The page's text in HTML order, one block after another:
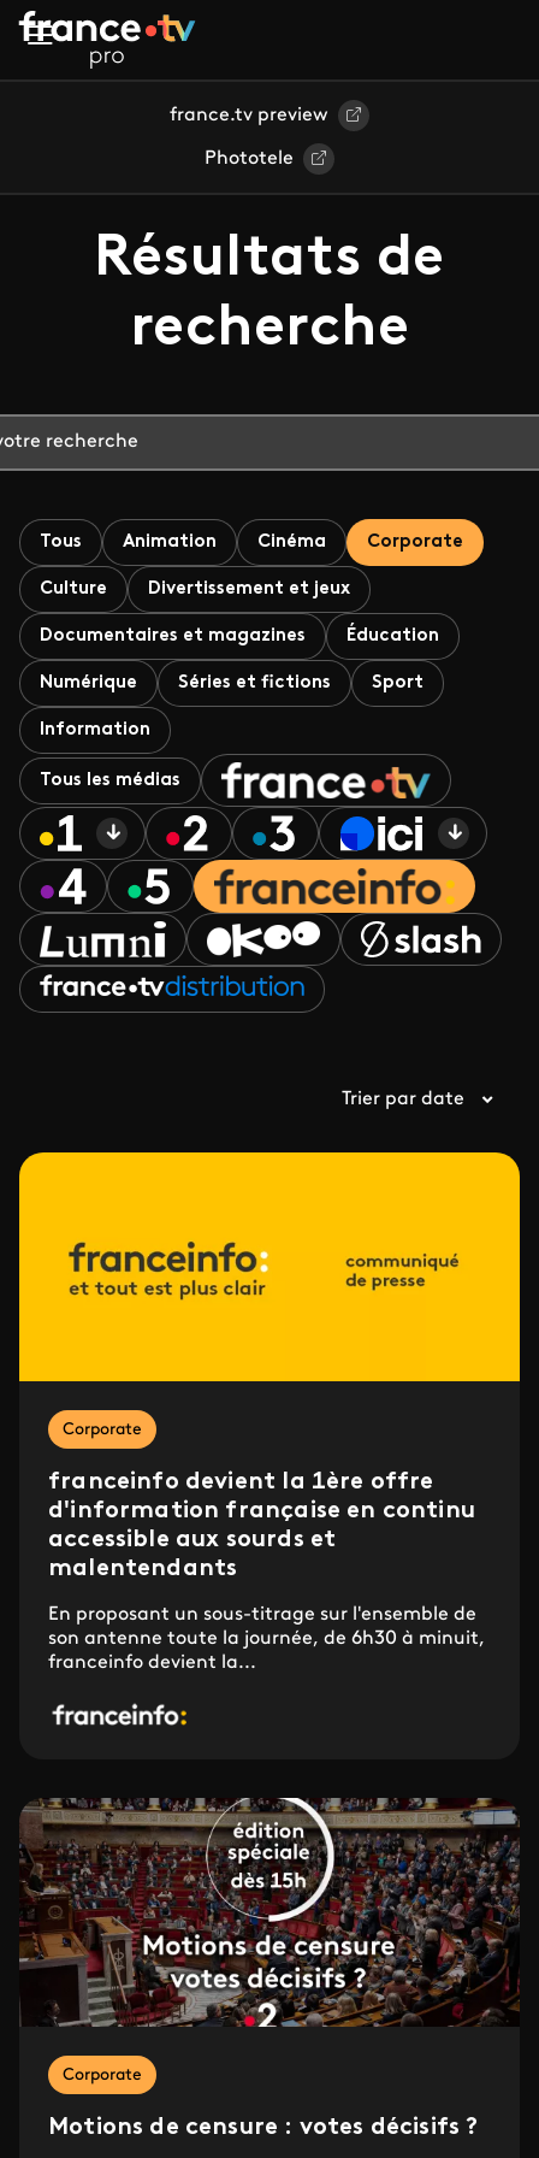
Aller au contenu principal
france.tv preview
Phototele
Résultats de
recherche
Tous Animation Cinéma Corporate
Culture Divertissement et jeux
Documentaires et magazines Éducation
Numérique Séries et fictions Sport
Information
Tous les médias
Trier par date
Corporate
franceinfo devient la 1ère offre
d'information française en continu
accessible aux sourds et
malentendants
En proposant un sous-titrage sur l'ensemble de
son antenne toute la journée, de 6h30 à minuit,
franceinfo devient la...
Corporate
Motions de censure : votes décisifs ?